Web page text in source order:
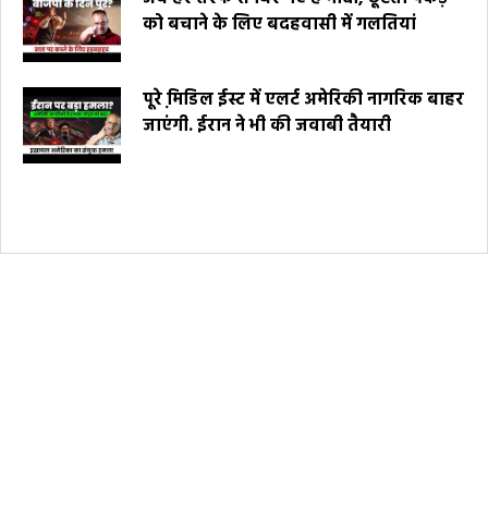
को बचाने के लिए बदहवासी में गलतियां
पूरे मि़डिल ईस्ट में एलर्ट अमेरिकी नागरिक बाहर
जाएंगी. ईरान ने भी की जवाबी तैयारी